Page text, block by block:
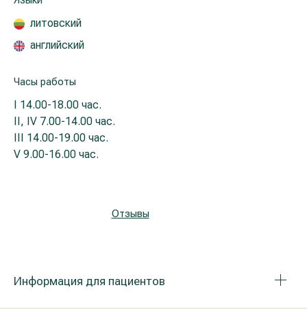
литовский
английский
Часы работы
14.00-18.00 час.
II, IV 7.00-14.00 час.
14.00-19.00 час.
V 9.00-16.00 час.
Отзывы
Информация для пациентов